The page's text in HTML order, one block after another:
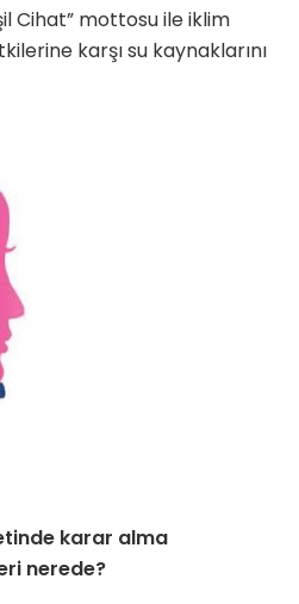
Cihat” mottosu ile iklim
karşı su kaynak­larını
ka­rar alma
nerede?